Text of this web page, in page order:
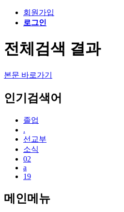
회원가입
로그인
전체검색 결과
본문 바로가기
인기검색어
졸업
.
선교부
소식
02
a
19
메인메뉴